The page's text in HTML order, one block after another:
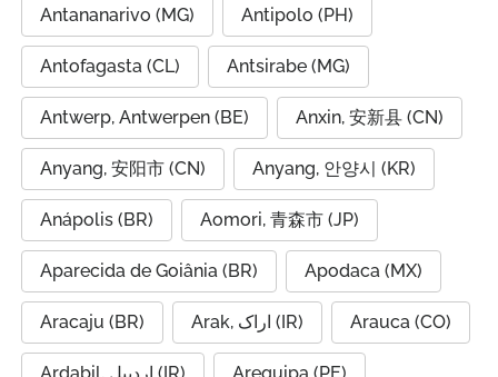
Antananarivo (MG) Antipolo (PH)
Antofagasta (CL) Antsirabe (MG)
Antwerp, Antwerpen (BE) Anxin, 安新县 (CN)
Anyang, 安阳市 (CN) Anyang, 안양시 (KR)
Anápolis (BR) Aomori, 青森市 (JP)
Aparecida de Goiânia (BR) Apodaca (MX)
Aracaju (BR) Arak, اراک (IR) Arauca (CO)